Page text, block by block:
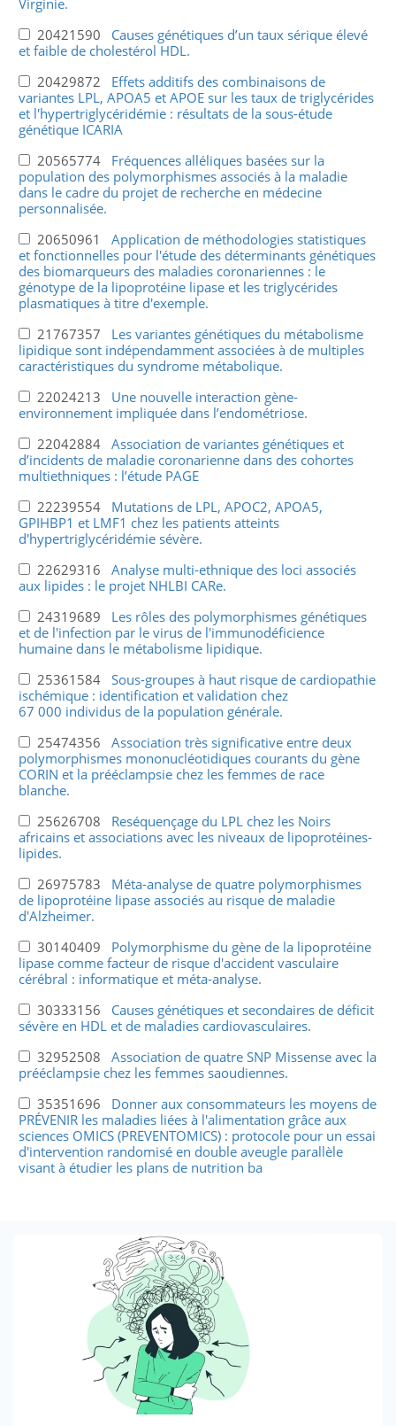
20421590 Causes génétiques d’un taux sérique élevé
et faible de cholestérol HDL.
20429872 Effets additifs des combinaisons de
variantes LPL, APOA5 et APOE sur les taux de triglycérides
et l'hypertriglycéridémie : résultats de la sous-étude
génétique ICARIA
20565774 Fréquences alléliques basées sur la
population des polymorphismes associés à la maladie
dans le cadre du projet de recherche en médecine
personnalisée.
20650961 Application de méthodologies statistiques
et fonctionnelles pour l'étude des déterminants génétiques
des biomarqueurs des maladies coronariennes : le
génotype de la lipoprotéine lipase et les triglycérides
plasmatiques à titre d'exemple.
21767357 Les variantes génétiques du métabolisme
lipidique sont indépendamment associées à de multiples
caractéristiques du syndrome métabolique.
22024213 Une nouvelle interaction gène-
environnement impliquée dans l’endométriose.
22042884 Association de variantes génétiques et
d’incidents de maladie coronarienne dans des cohortes
multiethniques : l’étude PAGE
22239554 Mutations de LPL, APOC2, APOA5,
GPIHBP1 et LMF1 chez les patients atteints
d'hypertriglycéridémie sévère.
22629316 Analyse multi-ethnique des loci associés
aux lipides : le projet NHLBI CARe.
24319689 Les rôles des polymorphismes génétiques
et de l'infection par le virus de l'immunodéficience
humaine dans le métabolisme lipidique.
25361584 Sous-groupes à haut risque de cardiopathie
ischémique : identification et validation chez
67 000 individus de la population générale.
25474356 Association très significative entre deux
polymorphismes mononucléotidiques courants du gène
CORIN et la prééclampsie chez les femmes de race
blanche.
25626708 Reséquençage du LPL chez les Noirs
africains et associations avec les niveaux de lipoprotéines-
lipides.
26975783 Méta-analyse de quatre polymorphismes
de lipoprotéine lipase associés au risque de maladie
d'Alzheimer.
30140409 Polymorphisme du gène de la lipoprotéine
lipase comme facteur de risque d'accident vasculaire
cérébral : informatique et méta-analyse.
30333156 Causes génétiques et secondaires de déficit
sévère en HDL et de maladies cardiovasculaires.
32952508 Association de quatre SNP Missense avec la
prééclampsie chez les femmes saoudiennes.
35351696 Donner aux consommateurs les moyens de
PRÉVENIR les maladies liées à l'alimentation grâce aux
sciences OMICS (PREVENTOMICS) : protocole pour un essai
d'intervention randomisé en double aveugle parallèle
visant à étudier les plans de nutrition ba